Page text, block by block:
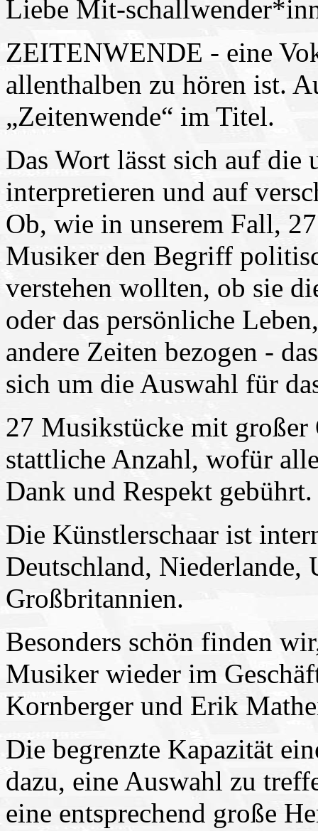
Liebe Mit-
ZEITENWENDE - eine
allenthalben zu hören ist.
„Zeitenwende“ im Titel.
Das Wort lässt sich auf die
interpretieren und auf
Ob, wie in unserem Fall,
Musiker den Begriff
verstehen wollten, ob sie
oder das persönliche
andere Zeiten bezogen -
sich um die Auswahl für
27 Musikstücke mit
stattliche Anzahl, wofür
Dank und Respekt gebührt.
Die Künstlerschaar ist
Deutschland, Niederlande,
Großbritannien.
Besonders schön finden
Musiker wieder im
Kornberger und Erik
Die begrenzte Kapazität
dazu, eine Auswahl zu
eine entsprechend große